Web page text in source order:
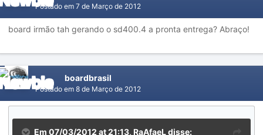
Postado em 7 de Março de 2012
board irmão tah gerando o sd400.4 a pronta entrega? Abraço!
boardbrasil
Postado em 8 de Março de 2012
Em 07/03/2012 at 21:13, RaAfaeL disse: